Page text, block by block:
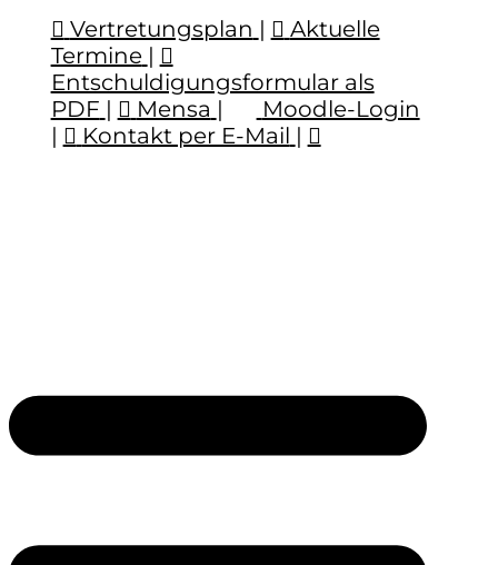
Vertretungsplan |
Aktuelle
Termine |
Entschuldigungsformular als
PDF | Mensa |
Moodle-Login
|
Kontakt per E-Mail |